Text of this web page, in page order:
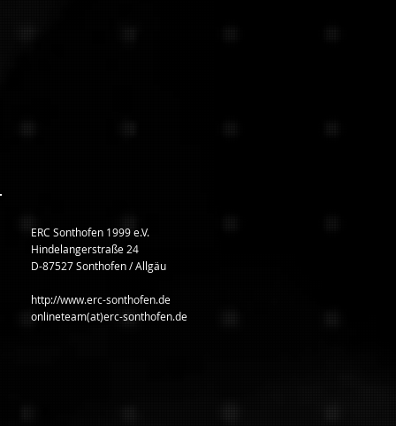
ERC Sonthofen 1999 e.V.
Hindelangerstraße 24
D-87527 Sonthofen / Allgäu
http://www.erc-sonthofen.de
onlineteam(at)erc-sonthofen.de